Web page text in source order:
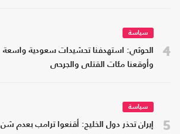
4
سياسة
الحوثي: استهدفنا تحشيدات سعودية واسعة
وأوقعنا مئات القتلى والجرحى
5
سياسة
إيران تحذر دول الخليج: أقنعوا ترامب بعدم شن